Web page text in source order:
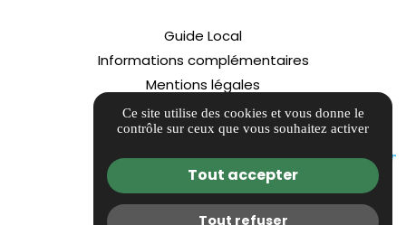
Guide Local
Informations complémentaires
Mentions légales
Politique de confidentialité
Gestion des cookies
Ce site utilise des cookies et vous donne le
contrôle sur ceux que vous souhaitez activer
Tout accepter
Tout refuser